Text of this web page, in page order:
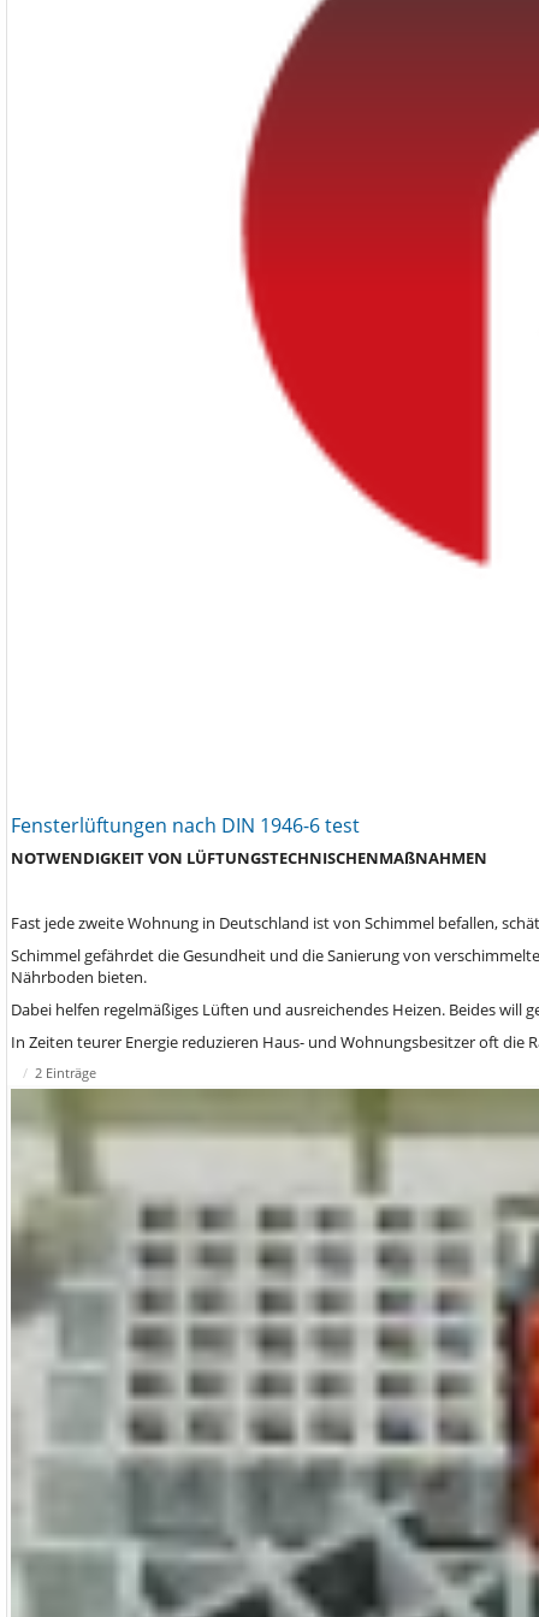
Fensterlüftungen nach DIN 1946-6 test
NOTWENDIGKEITVON LÜFTUNGSTECHNISCHENMAßNAHMEN
Fast jede zweite Wohnung in Deutschland ist von Schimmel befallen,
Schimmel gefährdet die Gesundheit und die Sanierung von
Nährboden bieten.
Dabei helfen regelmäßiges Lüften und ausreichendes Heizen. Beides will
In Zeiten teurer Energie reduzieren Haus- und Wohnungsbesitzer oft die
2 Einträge